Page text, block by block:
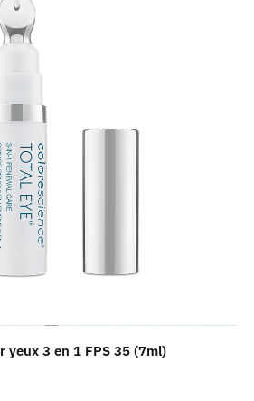
yeux 3 en 1 FPS 35 (7ml)